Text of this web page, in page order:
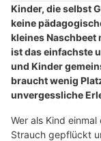
Kinder, die selbst
keine
kleines Naschbeet
ist das einfachste
und Kinder
braucht wenig
unvergessliche
Wer als Kind
Strauch gepflückt